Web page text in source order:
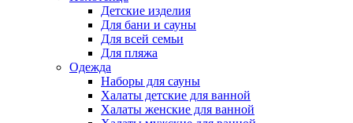
Детские изделия
Для бани и сауны
Для всей семьи
Для пляжа
Одежда
Наборы для сауны
Халаты детские для ванной
Халаты женские для ванной